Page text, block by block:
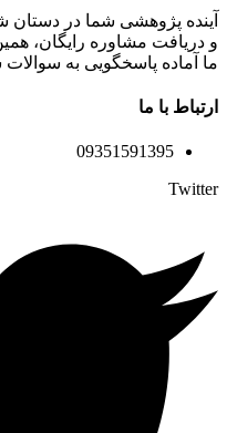
آینده پژوهشی شما در
و دریافت مشاوره رایگان،
ما آماده پاسخگویی به
ارتباط با ما
09351591395
Twitter